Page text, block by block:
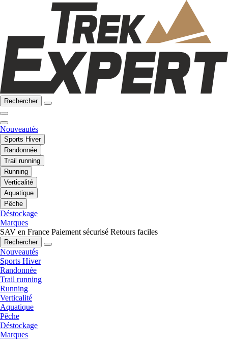
Rechercher
Nouveautés
Sports Hiver
Randonnée
Trail running
Running
Verticalité
Aquatique
Pêche
Déstockage
Marques
SAV en France Paiement sécurisé Retours faciles
Rechercher
Nouveautés
Sports Hiver
Randonnée
Trail running
Running
Verticalité
Aquatique
Pêche
Déstockage
Marques